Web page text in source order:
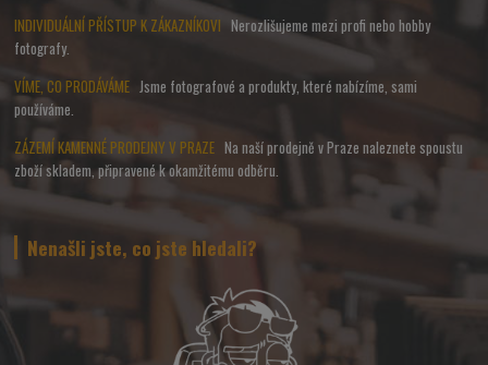
INDIVIDUÁLNÍ PŘÍSTUP K ZÁKAZNÍKOVI Nerozlišujeme mezi profi nebo hobby
fotografy.
VÍME, CO PRODÁVÁMEJsme fotografové a produkty, které nabízíme, sami
používáme.
ZÁZEMÍ KAMENNÉ PRODEJNY V PRAZENa naší prodejně v Praze naleznete spoustu
zboží skladem, připravené k okamžitému odběru.
Nenašli jste, co jste hledali?